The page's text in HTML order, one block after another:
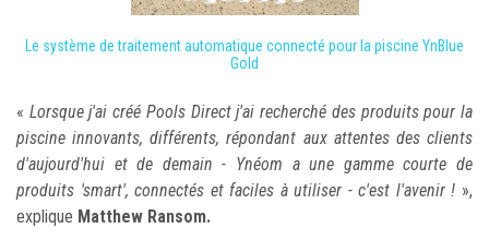
Le système de traitement automatique connecté pour la piscine YnBlue
Gold
« Lorsque j'ai créé Pools Direct j'ai recherché des produits pour la
piscine innovants, différents, répondant aux attentes des clients
d'aujourd'hui et de demain - Ynéom a une gamme courte de
produits 'smart', connectés et faciles à utiliser - c'est l'avenir ! »,
explique Matthew Ransom.